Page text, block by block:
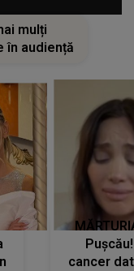
mulți
în audiență
cancer